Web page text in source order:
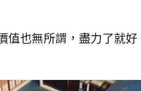
值也無所謂，盡力了就